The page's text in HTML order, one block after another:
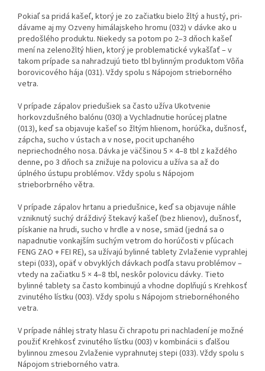
Pokiaľ sa pridá kašeľ, ktorý je zo začiatku bielo žltý a hustý, pri­
dávame aj my Ozveny himálajskeho hromu (032) v dávke ako u
predošlého produktu. Niekedy sa potom po 2–3 dňoch kašeľ
mení na zelenožltý hlien, ktorý je problematické vykašľať – v
takom prípade sa nahradzujú tieto tbl bylinným produktom Vôňa
borovicového hája (031). Vždy spolu s Nápojom strieborného
vetra.
V prípade zápalov priedušiek sa často užíva Ukotvenie
horkovzduš­ného balónu (030) a Vychladnutie horúcej platne
(013), keď sa objavuje kašeľ so žltým hlienom, horúčka, dušnosť,
zápcha, sucho v ústach a v nose, pocit upchaného
nepriechodného nosa. Dávka je väčšinou 5 × 4–8 tbl z kaž­dého
denne, po 3 dňoch sa znižuje na polovicu a užíva sa až do
úplného ústupu problémov. Vždy spolu s Nápojom
strieborbrného větra.
V prípade zápalov hrtanu a priedušnice, keď sa objavuje náhle
vzniknutý suchý dráždivý štekavý kašeľ (bez hlienov), dušnosť,
pískanie na hrudi, sucho v hrdle a v nose, smäd (jedná sa o
napadnutie vonkajším suchým vetrom do horúčosti v pľúcach
FENG ZAO + FEI RE), sa užívajú bylinné tablety Zvlaženie vyprahlej
stepi (033), opäť v ob­vyklých dávkach podľa stavu problémov –
vtedy na začiatku 5 × 4–8 tbl, neskôr polovicu dávky. Tieto
bylinné tablety sa často kombinujú a vhodne doplňujú s Krehkosť
zvinutého lístku (003). Vždy spolu s Nápojom striebornéhoného
vetra.
V prípade náhlej straty hlasu či chrapotu pri nachladení je možné
použiť Krehkosť zvinutého lístku (003) v kombi­nácii s ďalšou
bylinnou zmesou Zvlaženie vyprahnutej stepi (033). Vždy spolu s
Nápojom strieborného vatra.